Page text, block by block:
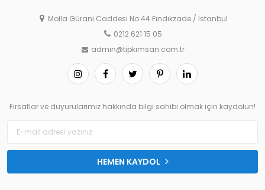
Molla Gürani Caddesi No:44 Fındıkzade / İstanbul
0212 621 15 05
admin@tipkimsan.com.tr
Fırsatlar ve duyurularımız hakkında bilgi sahibi olmak için kaydolun!
HEMEN KAYDOL